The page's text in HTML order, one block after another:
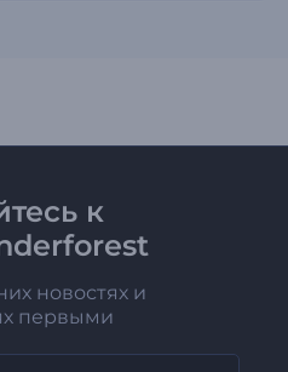
к
новостях и
первыми